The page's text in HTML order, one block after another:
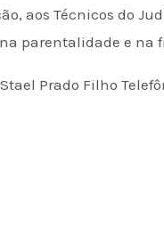
aos Técnicos do
parentalidade e na
Prado Filho